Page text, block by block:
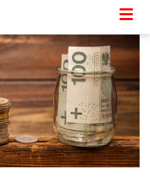
> Podatki regionalne